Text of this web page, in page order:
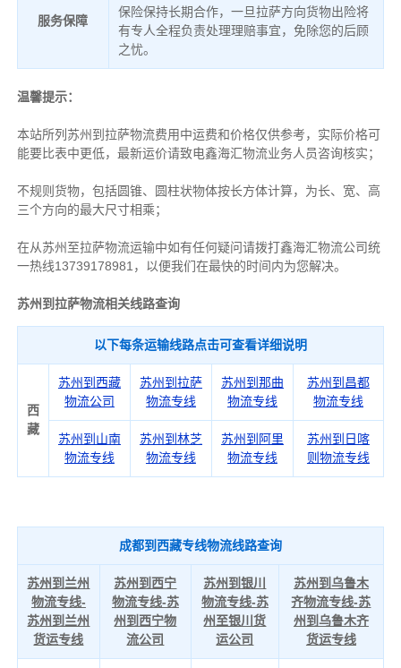
服务保障
保险保持长期合作，一旦拉萨方向货物出险将
有专人全程负责处理理赔事宜，免除您的后顾
之忧。
温馨提示：
本站所列苏州到拉萨物流费用中运费和价格仅供参考，实际价格可
能要比表中更低，最新运价请致电鑫海汇物流业务人员咨询核实；
不规则货物，包括圆锥、圆柱状物体按长方体计算，为长、宽、高
三个方向的最大尺寸相乘；
在从苏州至拉萨物流运输中如有任何疑问请拨打鑫海汇物流公司统
一热线13739178981，以便我们在最快的时间内为您解决。
苏州到拉萨物流相关线路查询
以下每条运输线路点击可查看详细说明
西
藏
苏州到西藏
物流公司
苏州到拉萨
物流专线
苏州到那曲
物流专线
苏州到昌都
物流专线
苏州到山南
物流专线
苏州到林芝
物流专线
苏州到阿里
物流专线
苏州到日喀
则物流专线
成都到西藏专线物流线路查询
苏州到兰州
物流专线-
苏州到兰州
货运专线
苏州到西宁
物流专线-苏
州到西宁物
流公司
苏州到银川
物流专线-苏
州至银川货
运公司
苏州到乌鲁木
齐物流专线-苏
州到乌鲁木齐
货运专线